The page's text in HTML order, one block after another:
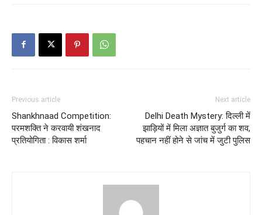
Previous article
Shankhnaad Competition:
परमशक्ति ने करवायी शंखनाद
प्रतियोगिता : विकास शर्मा
Next article
Delhi Death Mystery: दिल्ली में
झाड़ियों में मिला अज्ञात बुजुर्ग का शव,
पहचान नहीं होने से जांच में जुटी पुलिस